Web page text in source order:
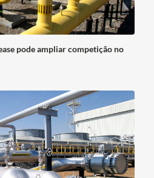
pode ampliar competição no